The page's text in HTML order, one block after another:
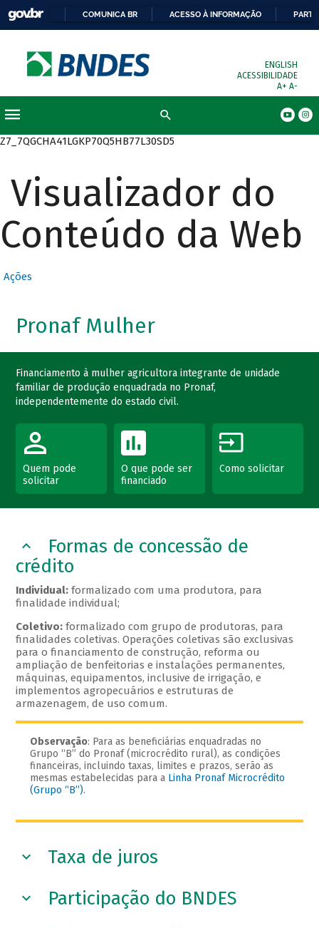
COMUNICA BR ACESSO À INFORMAÇÃO
ENGLISH
ACESSIBILIDADE
A+ A-
Z7_7QGCHA41LGKP70Q5HB77L30SD5
Visualizador do
Conteúdo da Web
Ações
Pronaf Mulher
Financiamento à mulher agricultora integrante de unidade
familiar de produção enquadrada no Pronaf,
independentemente do estado civil.
Quem pode
solicitar
O que pode ser
financiado
Como solicitar
Formas de concessão de
crédito
Individual: formalizado com uma produtora, para
finalidade individual;
Coletivo: formalizado com grupo de produtoras, para
finalidades coletivas. Operações coletivas são exclusivas
para o financiamento de construção, reforma ou
ampliação de benfeitorias e instalações permanentes,
máquinas, equipamentos, inclusive de irrigação, e
implementos agropecuários e estruturas de
armazenagem, de uso comum.
Observação: Para as beneficiárias enquadradas no
Grupo “B” do Pronaf (microcrédito rural), as condições
financeiras, incluindo taxas, limites e prazos, serão as
mesmas estabelecidas para a Linha Pronaf Microcrédito
(Grupo “B”).
Taxa de juros
Participação do BNDES